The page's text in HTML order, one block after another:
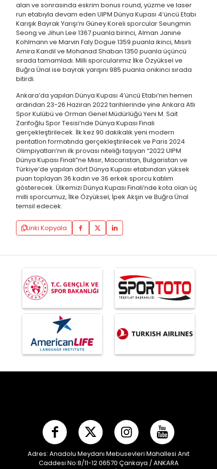
alan ve sonrasında eskrim bonus round, yüzme ve laser
run etabıyla devam eden UIPM Dünya Kupası 4’üncü Etabı
Karışık Bayrak Yarışı’nı Güney Koreli sporcular Seungmin
Seong ve Jihun Lee 1367 puanla birinci, Alman Janine
Kohlmann ve Marvin Faly Dogue 1359 puanla ikinci, Mısırlı
Amira Kandil ve Mohanad Shaban 1350 puanla üçüncü
sırada tamamladı. Milli sporcularımız İlke Özyüksel ve
Buğra Ünal ise bayrak yarışını 985 puanla onikinci sırada
bitirdi.
Ankara’da yapılan Dünya Kupası 4’üncü Etabı’nın hemen
ardından 23-26 Haziran 2022 tarihlerinde yine Ankara Atlı
Spor Kulübü ve Orman Genel Müdürlüğü Yeni M. Sait
Zarifoğlu Spor Tesisi’nde Dünya Kupası Finali
gerçekleştirilecek. İlk kez 90 dakikalık yeni modern
pentatlon formatında gerçekleştirilecek ve Paris 2024
Olimpiyatları’nın ilk provası niteliği taşıyan “2022 UIPM
Dünya Kupası Finali”ne Mısır, Macaristan, Bulgaristan ve
Türkiye’de yapılan dört Dünya Kupası etabından yüksek
puan toplayan 36 kadın ve 36 erkek sporcu katılım
gösterecek. Ülkemizi Dünya Kupası Finali’nde kota olan üç
milli sporcumuz, İlke Özyüksel, İpek Akşin ve Buğra Ünal
temsil edecek.
Linki Kopyala
Adres: Anadolu Meydanı Mebusevleri Mahallesi Anıt
Caddesi No:8/11-12 06570 Çankaya / ANKARA